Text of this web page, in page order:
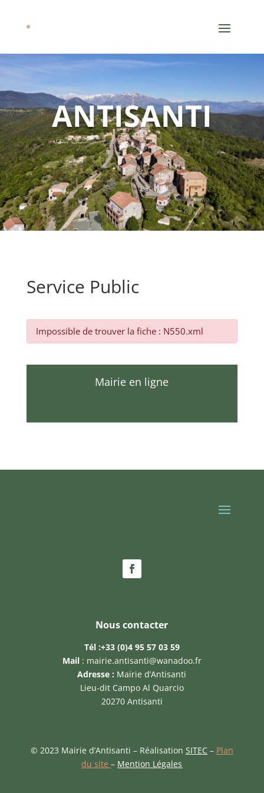
ANTISANTI
Service Public
Impossible de trouver la fiche : N550.xml
Mairie en ligne
Nous contacter
Tél :+33 (0)4 95 57 03 59
Mail: mairie.antisanti@wanadoo.fr
Adresse : Mairie d’Antisanti
Lieu-dit Campo Al Quarcio
20270 Antisanti
© 2023 Mairie d’Antisanti – Réalisation SITEC – Plan
du site– Mention Légales